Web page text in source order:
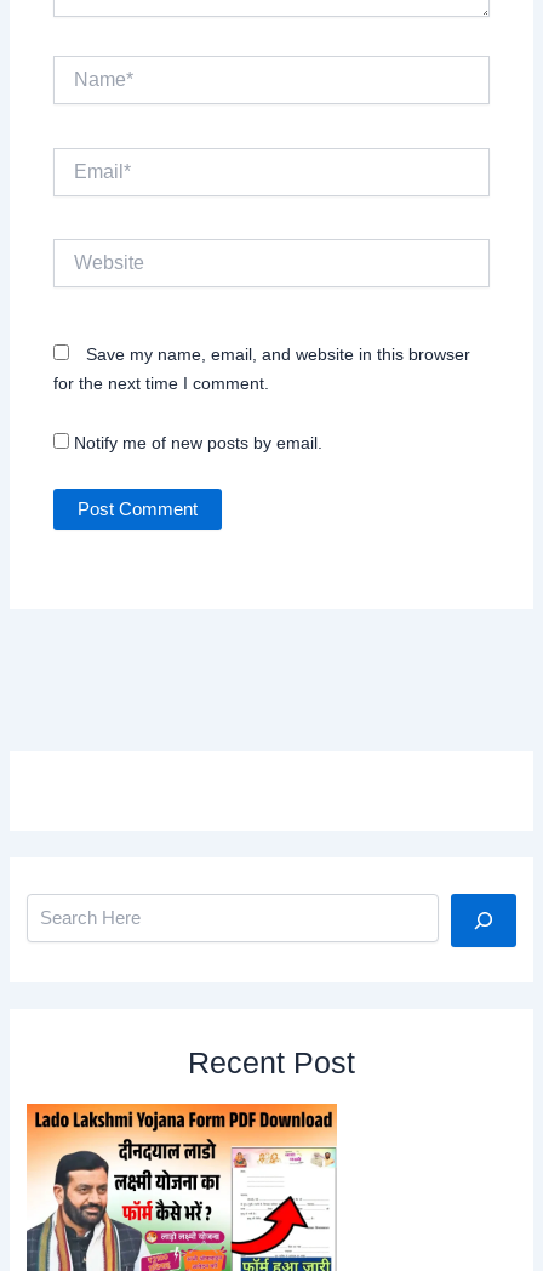
Save my name, email, and website in this browser
for the next time I comment.
Notify me of new posts by email.
Search
Recent Post